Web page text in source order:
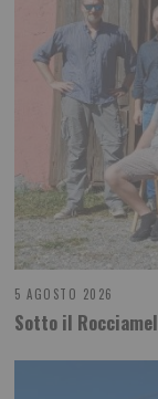
5 AGOSTO 2026
Sotto il